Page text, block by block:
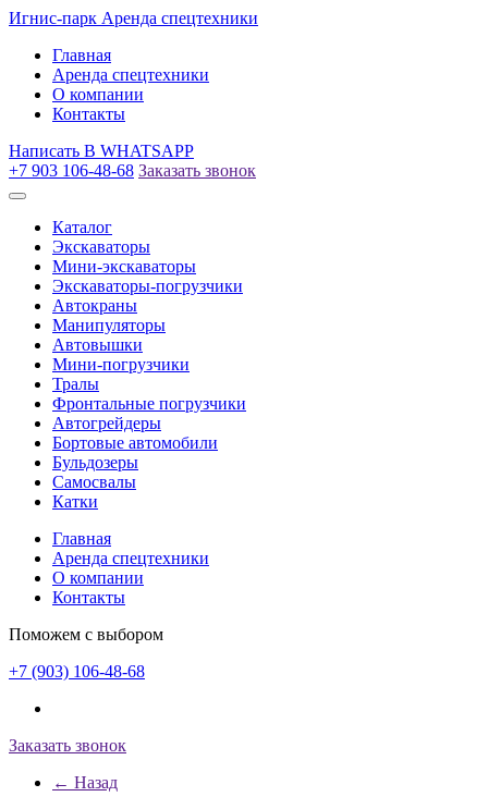
Игнис-парк Аренда спецтехники
Главная
Аренда спецтехники
О компании
Контакты
Написать В WHATSAPP
+7 903 106-48-68 Заказать звонок
Каталог
Экскаваторы
Мини-экскаваторы
Экскаваторы-погрузчики
Автокраны
Манипуляторы
Автовышки
Мини-погрузчики
Тралы
Фронтальные погрузчики
Автогрейдеры
Бортовые автомобили
Бульдозеры
Самосвалы
Катки
Главная
Аренда спецтехники
О компании
Контакты
Поможем с выбором
+7 (903) 106-48-68
Заказать звонок
← Назад